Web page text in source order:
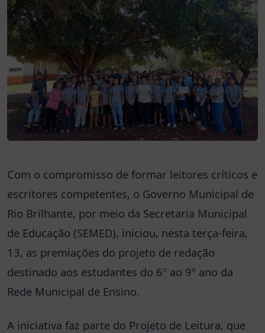
Com o compromisso de formar leitores críticos e
escritores competentes, o Governo Municipal de
Rio Brilhante, por meio da Secretaria Municipal
de Educação (SEMED), iniciou, nesta terça-feira,
13, as premiações do projeto de redação
destinado aos estudantes do 6º ao 9º ano da
Rede Municipal de Ensino.
A iniciativa faz parte do Projeto de Leitura, que